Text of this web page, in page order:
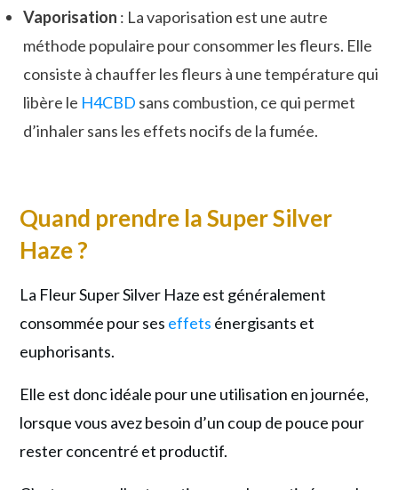
Vaporisation : La vaporisation est une autre
méthode populaire pour consommer les fleurs. Elle
consiste à chauffer les fleurs à une température qui
libère le H4CBD sans combustion, ce qui permet
d’inhaler sans les effets nocifs de la fumée.
Quand prendre la Super Silver
Haze ?
La Fleur Super Silver Haze est généralement
consommée pour ses effets énergisants et
euphorisants.
Elle est donc idéale pour une utilisation en journée,
lorsque vous avez besoin d’un coup de pouce pour
rester concentré et productif.